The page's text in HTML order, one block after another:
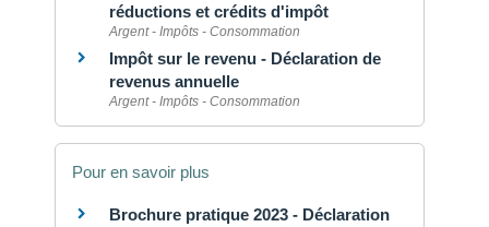
réductions et crédits d'impôt
Argent - Impôts - Consommation
Impôt sur le revenu - Déclaration de
revenus annuelle
Argent - Impôts - Consommation
Pour en savoir plus
Brochure pratique 2023 - Déclaration